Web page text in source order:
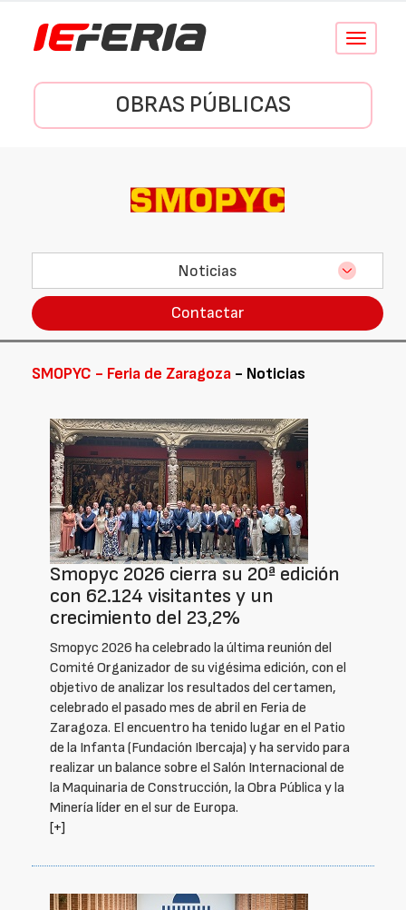
Conmutar
OBRAS PÚBLICAS
Noticias
Contactar
SMOPYC - Feria de Zaragoza - Noticias
Smopyc 2026 cierra su 20ª edición
con 62.124 visitantes y un
crecimiento del 23,2%
Smopyc 2026 ha celebrado la última reunión del
Comité Organizador de su vigésima edición, con el
objetivo de analizar los resultados del certamen,
celebrado el pasado mes de abril en Feria de
Zaragoza. El encuentro ha tenido lugar en el Patio
de la Infanta (Fundación Ibercaja) y ha servido para
realizar un balance sobre el Salón Internacional de
la Maquinaria de Construcción, la Obra Pública y la
Minería líder en el sur de Europa.
[+]